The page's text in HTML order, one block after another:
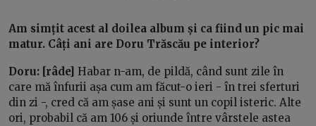
Am simțit acest al doilea album și ca fiind un pic mai
matur. Câți ani are Doru Trăscău pe interior?
Doru: [râde] Habar n-am, de pildă, când sunt zile în
care mă înfurii așa cum am făcut-o ieri - în trei sferturi
din zi -, cred că am șase ani și sunt un copil isteric. Alte
ori, probabil că am 106 și oriunde între vârstele astea